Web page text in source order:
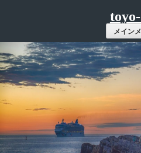
ツ
へ
ス
キ
ッ
プ
メイン